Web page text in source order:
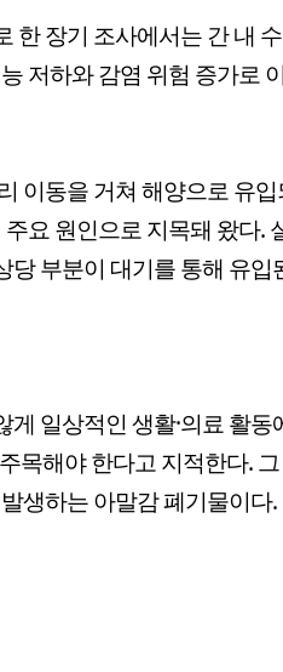
한 장기 조사에서는 간 내
저하와 감염 위험 증가로
이동을 거쳐 해양으로 유
요 원인으로 지목돼 왔다.
부분이 대기를 통해 유입
일상적인 생활·의료 활동
목해야 한다고 지적한다.
생하는 아말감 폐기물이다.